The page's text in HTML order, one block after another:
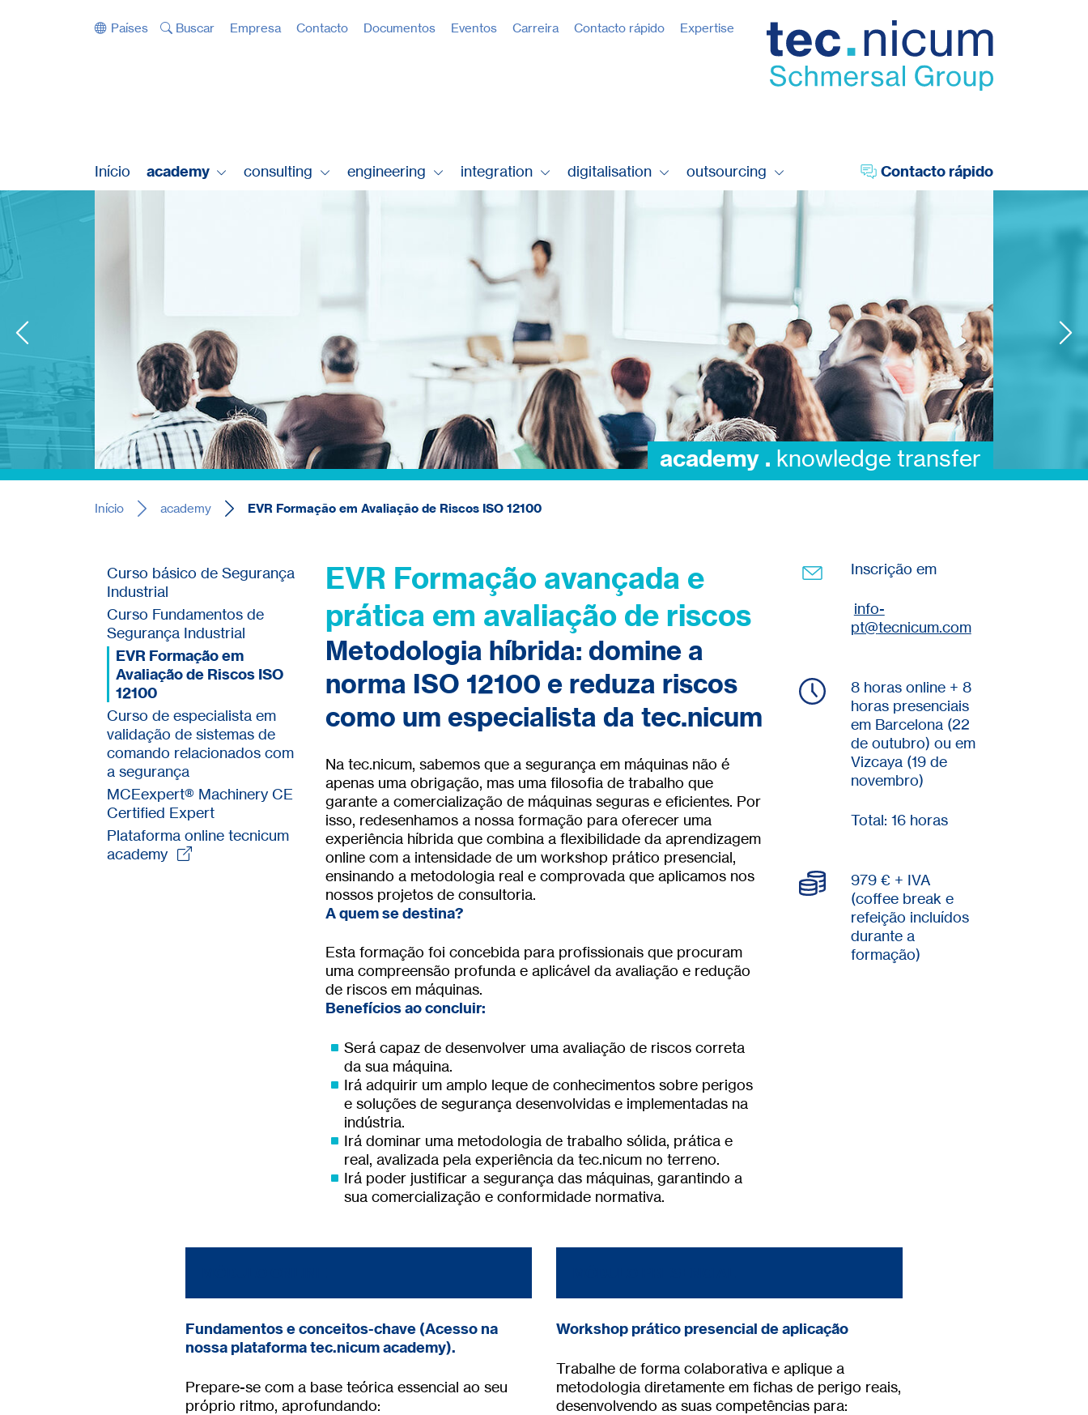
Países Buscar Empresa Contacto Documentos Eventos Carreira Contacto rápido Expertise
Início academy consulting engineering integration digitalisation outsourcing Contacto rápido
Início academy EVR Formação em Avaliação de Riscos ISO 12100
Curso básico de Segurança
Industrial
Curso Fundamentos de
Segurança Industrial
EVR Formação em
Avaliação de Riscos ISO
12100
Curso de especialista em
validação de sistemas de
comando relacionados com
a segurança
MCEexpert® Machinery CE
Certified Expert
Plataforma online tecnicum
academy
EVR Formação avançada e
prática em avaliação de riscos
Metodologia híbrida: domine a
norma ISO 12100 e reduza riscos
como um especialista da tec.nicum
Na tec.nicum, sabemos que a segurança em máquinas não é
apenas uma obrigação, mas uma filosofia de trabalho que
garante a comercialização de máquinas seguras e eficientes. Por
isso, redesenhamos a nossa formação para oferecer uma
experiência híbrida que combina a flexibilidade da aprendizagem
online com a intensidade de um workshop prático presencial,
ensinando a metodologia real e comprovada que aplicamos nos
nossos projetos de consultoria.
A quem se destina?
Esta formação foi concebida para profissionais que procuram
uma compreensão profunda e aplicável da avaliação e redução
de riscos em máquinas.
Benefícios ao concluir:
Será capaz de desenvolver uma avaliação de riscos correta
da sua máquina.
Irá adquirir um amplo leque de conhecimentos sobre perigos
e soluções de segurança desenvolvidas e implementadas na
indústria.
Irá dominar uma metodologia de trabalho sólida, prática e
real, avalizada pela experiência da tec.nicum no terreno.
Irá poder justificar a segurança das máquinas, garantindo a
sua comercialização e conformidade normativa.
Inscrição em
info-
pt@tecnicum.com
8 horas online + 8
horas presenciais
em Barcelona (22
de outubro) ou em
Vizcaya (19 de
novembro)
Total: 16 horas
979 € + IVA
(coffee break e
refeição incluídos
durante a
formação)
Fundamentos e conceitos-chave (Acesso na
nossa plataforma tec.nicum academy).
Prepare-se com a base teórica essencial ao seu
próprio ritmo, aprofundando:
Workshop prático presencial de aplicação
Trabalhe de forma colaborativa e aplique a
metodologia diretamente em fichas de perigo reais,
desenvolvendo as suas competências para: